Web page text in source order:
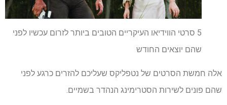
5 סרטי הווידיאו העיקריים הטובים ביותר לזרום עכשיו לפני
שהם יוצאים החודש
אלה חמשת הסרטים של נטפליקס שעליכם להזרים כרגע לפני
שהם פונים לשירות הסטרימינג הנהדר בשמיים.